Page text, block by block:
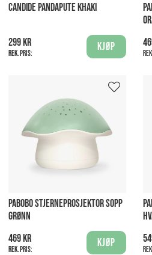
CANDIDE PANDAPUTE KHAKI
299 kr
Rek. pris:
Kjøp
PABOBO STJERNEPROSJEKTOR SOPP
GRØNN
469 kr
Rek. pris:
Kjøp